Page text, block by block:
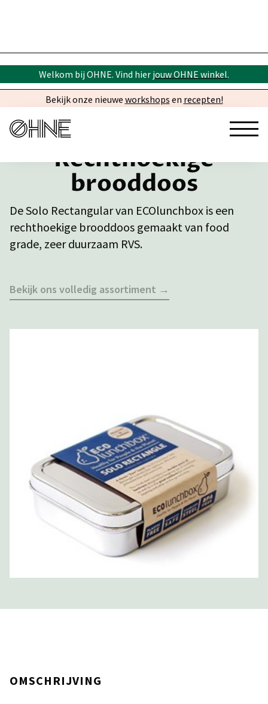
Welkom bij OHNE. Vind hier jouw OHNE winkel.
Bekijk onze nieuwe workshops en recepten!
Rechthoekige
brooddoos
De Solo Rectangular van ECOlunchbox is een
rechthoekige brooddoos gemaakt van food
grade, zeer duurzaam RVS.
Bekijk ons volledig assortiment →
OMSCHRIJVING